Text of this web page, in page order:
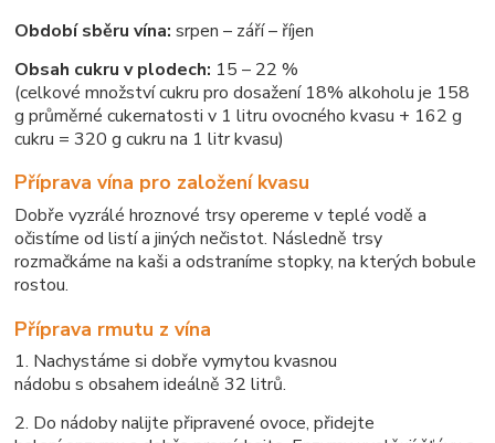
Období sběru vína: srpen – září – říjen
Obsah cukru v plodech: 15 – 22 %
(celkové množství cukru pro dosažení 18% alkoholu je 158
g průměrné cukernatosti v 1 litru ovocného kvasu + 162 g
cukru = 320 g cukru na 1 litr kvasu)
Příprava vína pro založení kvasu
Dobře vyzrálé hroznové trsy opereme v teplé vodě a
očistíme od listí a jiných nečistot. Následně trsy
rozmačkáme na kaši a odstraníme stopky, na kterých bobule
rostou.
Příprava rmutu z vína
1. Nachystáme si dobře vymytou kvasnou
nádobu s obsahem ideálně 32 litrů.
2. Do nádoby nalijte připravené ovoce, přidejte